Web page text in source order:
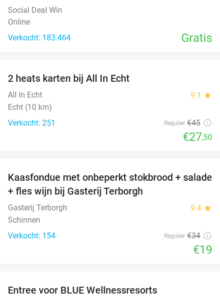
Social Deal Win
Online
Verkocht: 183.464
Gratis
2 heats karten bij All In Echt
All In Echt 9.1 star
Echt (10 km)
Verkocht: 251
Regulier €45
€27,50
44%
Kaasfondue met onbeperkt stokbrood + salade
+ fles wijn bij Gasterij Terborgh
Gasterij Terborgh 9.4 star
Schinnen
Verkocht: 154
Regulier €34
€19
Entree voor BLUE Wellnessresorts